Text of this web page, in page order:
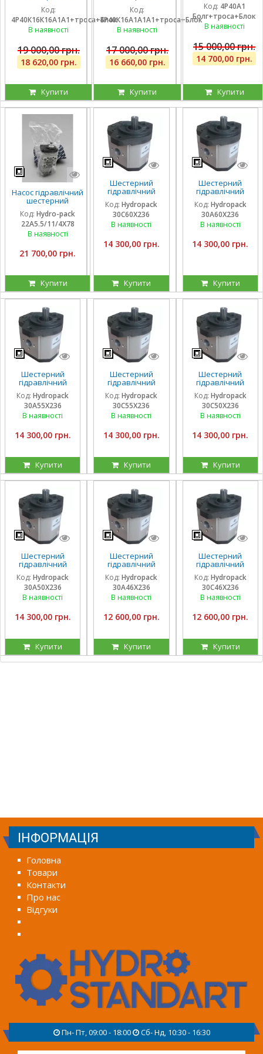
К16К16А1А1 з
плаваючими на 2
секції, троса та
блок важелів на 4
Код:
4Р40К16К16А1А1+троса+Блок
В наявності
19 000,00 грн.
18 620,00 грн.
Купити
К16А1А1А1 з однією
плаваючою
секцією, троса та
блок важелів
Код:
4Р40К16А1А1А1+троса+Блок
В наявності
17 000,00 грн.
16 660,00 грн.
Купити
(без плаваючих
секцій), троса та
блок важелів,
Код: 4Р40А1
Болг+троса+Блок
В наявності
15 000,00 грн.
14 700,00 грн.
Купити
Насос гідравлічний
шестерний
тандемний Hydro-
pack
22A5.5/11/4X780DSS
для CLAAS
Код: Hydro-pack
22A5.5/11/4X78
В наявності
21 700,00 грн.
Купити
Шестерний
гідравлічний
насос Hydropack
30C60X236 (60
см3) правого
обертання
Код: Hydropack
30C60X236
В наявності
14 300,00 грн.
Купити
Шестерний
гідравлічний
насос Hydropack
30A60X236 (60
см3) лівого
обертання
Код: Hydropack
30A60X236
В наявності
14 300,00 грн.
Купити
Шестерний
гідравлічний
насос Hydropack
30A55X236 (55
см3) лівого
обертання
Код: Hydropack
30A55X236
В наявності
14 300,00 грн.
Купити
Шестерний
гідравлічний
насос Hydropack
30C55X236 (55
см3) правого
обертання
Код: Hydropack
30C55X236
В наявності
14 300,00 грн.
Купити
Шестерний
гідравлічний
насос Hydropack
30C50X236 (50
см3) правого
обертання
Код: Hydropack
30C50X236
В наявності
14 300,00 грн.
Купити
Шестерний
гідравлічний
насос Hydropack
30A50X236 (50
см3) лівого
обертання
Код: Hydropack
30A50X236
В наявності
14 300,00 грн.
Купити
Шестерний
гідравлічний
насос Hydropack
30A46X236 (46
см3) лівого
обертання
Код: Hydropack
30A46X236
В наявності
12 600,00 грн.
Купити
Шестерний
гідравлічний
насос Hydropack
30C46X236 (46
см3) правого
обертання
Код: Hydropack
30C46X236
В наявності
12 600,00 грн.
Купити
ІНФОРМАЦІЯ
Головна
Товари
Контакти
Про нас
Відгуки
Пн- Пт, 09:00 - 18:00 Сб- Нд, 10:30 - 16:30